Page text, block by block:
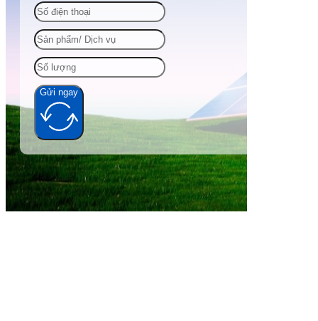
Gửi ngay